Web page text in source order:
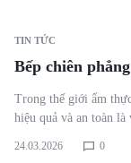
TIN TỨC
Bếp chiên
Trong thế giới ẩm
hiệu quả và an toàn
24.03.2026 0